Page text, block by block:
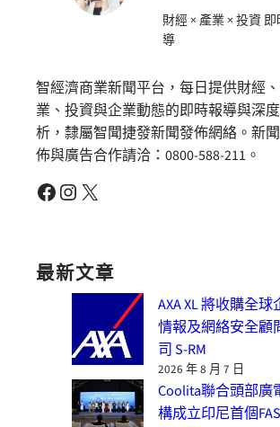
財經 × 產業 × 投資
導
智經濟商業新聞平台，每日提供財經
業、投資與企業動態的即時報導與深
析，隸屬智聞捷發新聞發佈網絡。新
佈與廣告合作請洽：0800-588-211。
Facebook Instagram X
最新文章
AXA XL 將收購全球
情報及網絡安全顧
司 S-RM
2026 年 8 月 7 日
Coolita聯合頭部廣
構成立印尼首個